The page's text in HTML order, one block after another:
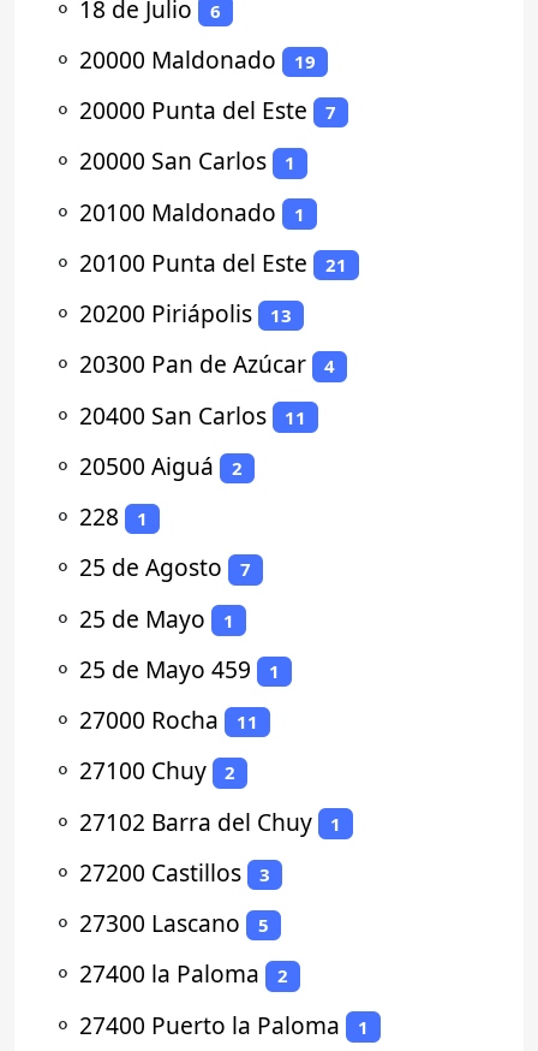
⚬ 18 de Julio 6
⚬ 20000 Maldonado 19
⚬ 20000 Punta del Este 7
⚬ 20000 San Carlos 1
⚬ 20100 Maldonado 1
⚬ 20100 Punta del Este 21
⚬ 20200 Piriápolis 13
⚬ 20300 Pan de Azúcar 4
⚬ 20400 San Carlos 11
⚬ 20500 Aiguá 2
⚬ 228 1
⚬ 25 de Agosto 7
⚬ 25 de Mayo 1
⚬ 25 de Mayo 459 1
⚬ 27000 Rocha 11
⚬ 27100 Chuy 2
⚬ 27102 Barra del Chuy 1
⚬ 27200 Castillos 3
⚬ 27300 Lascano 5
⚬ 27400 la Paloma 2
⚬ 27400 Puerto la Paloma 1